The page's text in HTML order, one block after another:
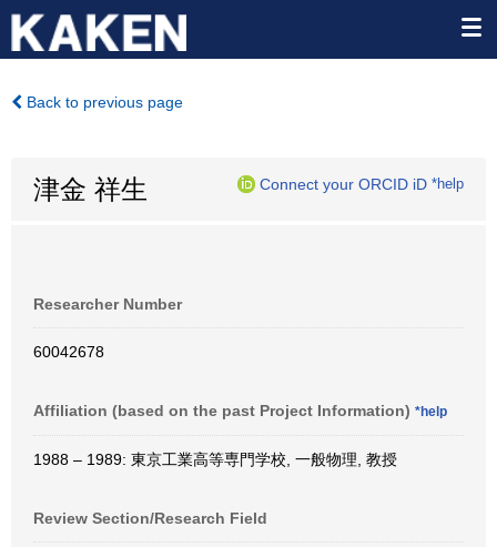
Back to previous page
津金 祥生 Connect your ORCID iD *help
Researcher Number
60042678
Affiliation (based on the past Project Information) *help
1988 – 1989: 東京工業高等専門学校, 一般物理, 教授
Review Section/Research Field